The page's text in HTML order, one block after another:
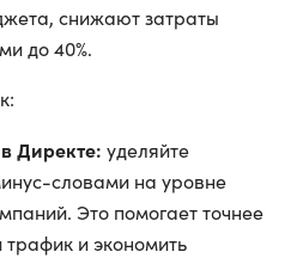
снижают затраты
до 40%.
Директе: уделяйте
словами на уровне
Это помогает точнее
трафик и экономить